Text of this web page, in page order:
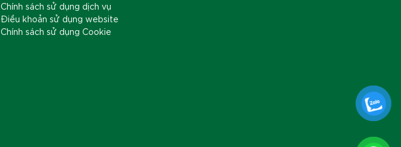
Chính sách sử dụng dịch vụ
Điều khoản sử dụng website
Chính sách sử dụng Cookie